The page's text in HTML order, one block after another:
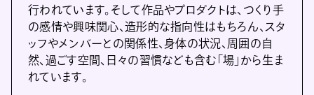
行われています。そして作品やプロダクトは、つくり手
の感情や興味関心、造形的な指向性はもちろん、スタ
ッフやメンバーとの関係性、身体の状況、周囲の自
然、過ごす空間、日々の習慣なども含む「場」から生ま
れています。